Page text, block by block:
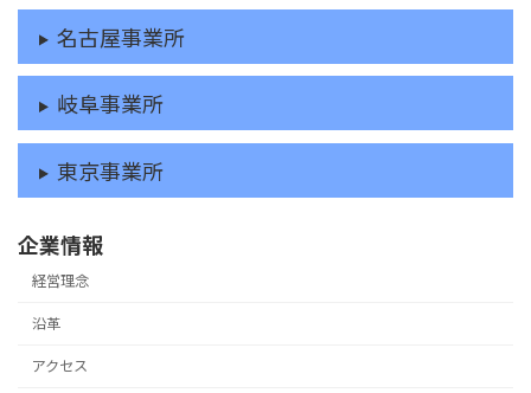
名古屋事業所
岐阜事業所
東京事業所
企業情報
経営理念
沿革
アクセス